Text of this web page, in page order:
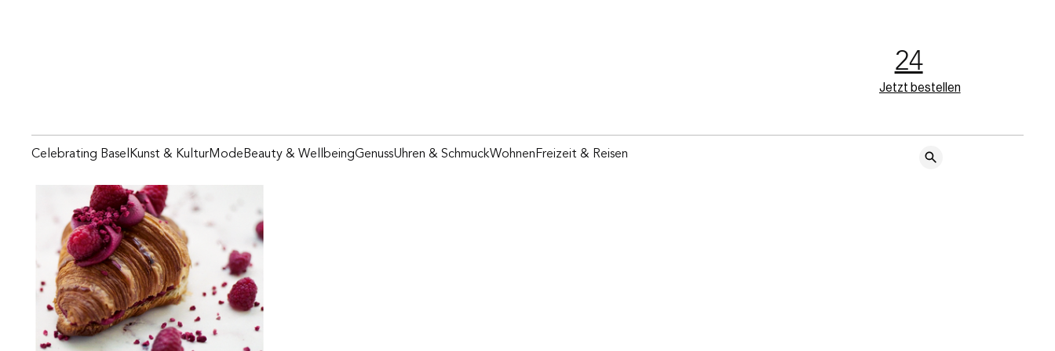
Celebrating BaselKunst & KulturModeBeauty & WellbeingGenussUhren & SchmuckWohnenFreizeit & Reisen
24
Jetzt bestellen